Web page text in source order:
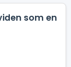
som en